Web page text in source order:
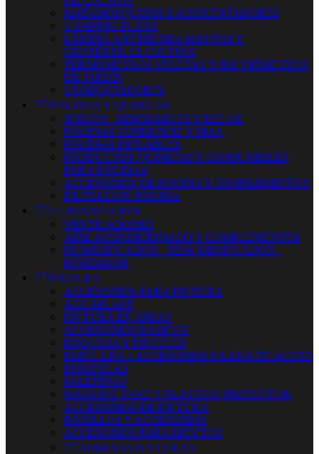
MATAMOSQUITOS Y AHUYENTADORES
CAMPING-PLAYA
LÁMINA ANTIHIERBA MANTAS Y
GEOTÉXTILES CULTIVO
TERMOMETROS VELETAS Y PLUVIÓMETROS
DE JARDÍN
COMPOSTADORES
 PISCINAS Y QUIMICOS
JUEGOS - HINCHABLES Y RELAX
PISCINAS SUPERFICIE Y SPAS
PISCINAS INFLABLES
PRODUCTOS QUIMICOS Y CONSUMIBLES
PARA PISCINAS
ACCESORIOS DE PISCINA Y COMPLEMENTOS
FILTRACION PISCINA
 CLIMATIZACION
VENTILADORES
AIRE ACONDICIONADO Y COMPLEMENTOS
HUMIDIFICADOR - DESUMIDIFICADOR -
IONIZADOR
 PINTURA
ACCESORIOS PARA PINTURA
AGUAPLAST
PINTURA EN SPRAY
ACCESORIOS BASICOS
BROCHAS Y PINCELES
PAPEL LIJA + ACCESORIOS Y LANA DE ACERO
ESPATULAS
PALETINAS
MASKING TAKE Y PLASTICO PROTECTOR
ACCESORIOS DE PINTURA
RODILLOS Y ACCESORIOS
ACCESORIOS PARA EFECTOS
 ADHESIVOS Y COLAS